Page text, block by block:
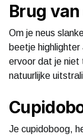
Brug
Om je neus
beetje
ervoor dat je niet
natuurlijke
Je cupidoboog,